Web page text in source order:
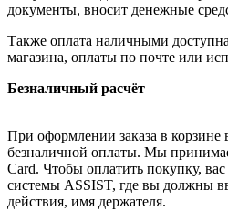
документы, вносит денежные
Также оплата наличными
магазина, оплаты по почте или
Безналичный расчёт
При оформлении заказа в
безналичной оплаты. Мы
Card. Чтобы оплатить покупку,
системы ASSIST, где вы должны
действия, имя держателя.